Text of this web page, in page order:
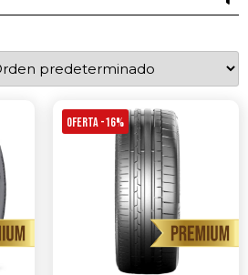
OFERTA -16%